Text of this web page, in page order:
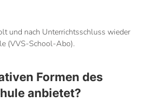
und nach Unterrichtsschluss wieder
(VVS-School-Abo).
Formen des
anbietet?